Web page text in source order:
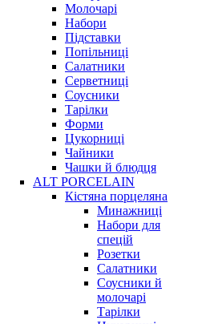
Молочарі
Набори
Підставки
Попільниці
Салатники
Серветниці
Соусники
Тарілки
Форми
Цукорниці
Чайники
Чашки й блюдця
ALT PORCELAIN
Кістяна порцеляна
Минажниці
Набори для
спецій
Розетки
Салатники
Соусники й
молочарі
Тарілки